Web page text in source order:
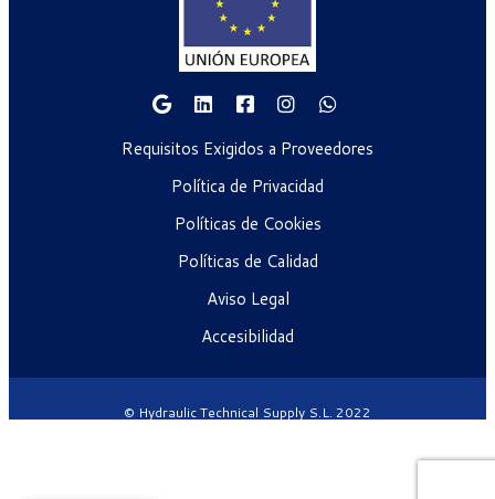
Requisitos Exigidos a Proveedores
Política de Privacidad
Políticas de Cookies
Políticas de Calidad
Aviso Legal
Accesibilidad
© Hydraulic Technical Supply S.L. 2022